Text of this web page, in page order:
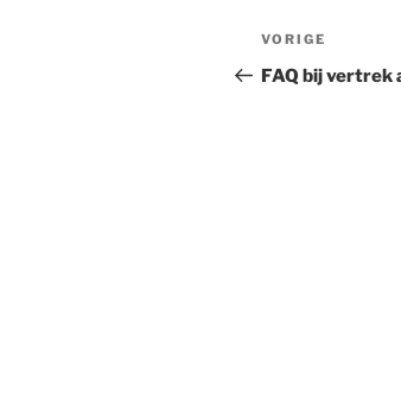
Bericht
navigatie
Vorig
bericht
VORIGE
FAQ bij vertrek